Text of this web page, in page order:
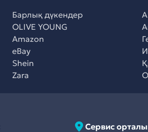
Барлық дүкендер
OLIVE YOUNG
Amazon
eBay
Shein
Zara
Сервис